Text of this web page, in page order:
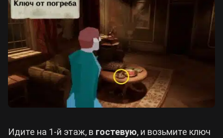
Идите на 1-й этаж, в гостевую, и возьмите ключ